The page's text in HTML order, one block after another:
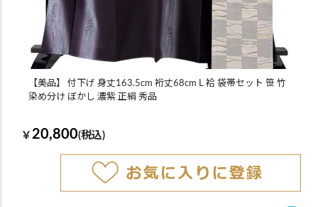
【美品】 付下げ 身丈163.5cm 裄丈68cm L 袷 袋帯セット 笹 竹
染め分け ぼかし 濃紫 正絹 秀品
￥ 20,800(税込)